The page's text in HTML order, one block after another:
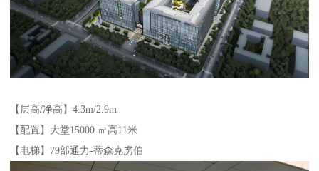
【层高/净高】4.3m/2.9m
【配置】大堂15000 ㎡高11米
【电梯】79部通力-蒂森克虏伯